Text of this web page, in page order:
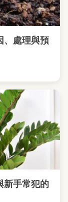
、處理與預
新手常犯的